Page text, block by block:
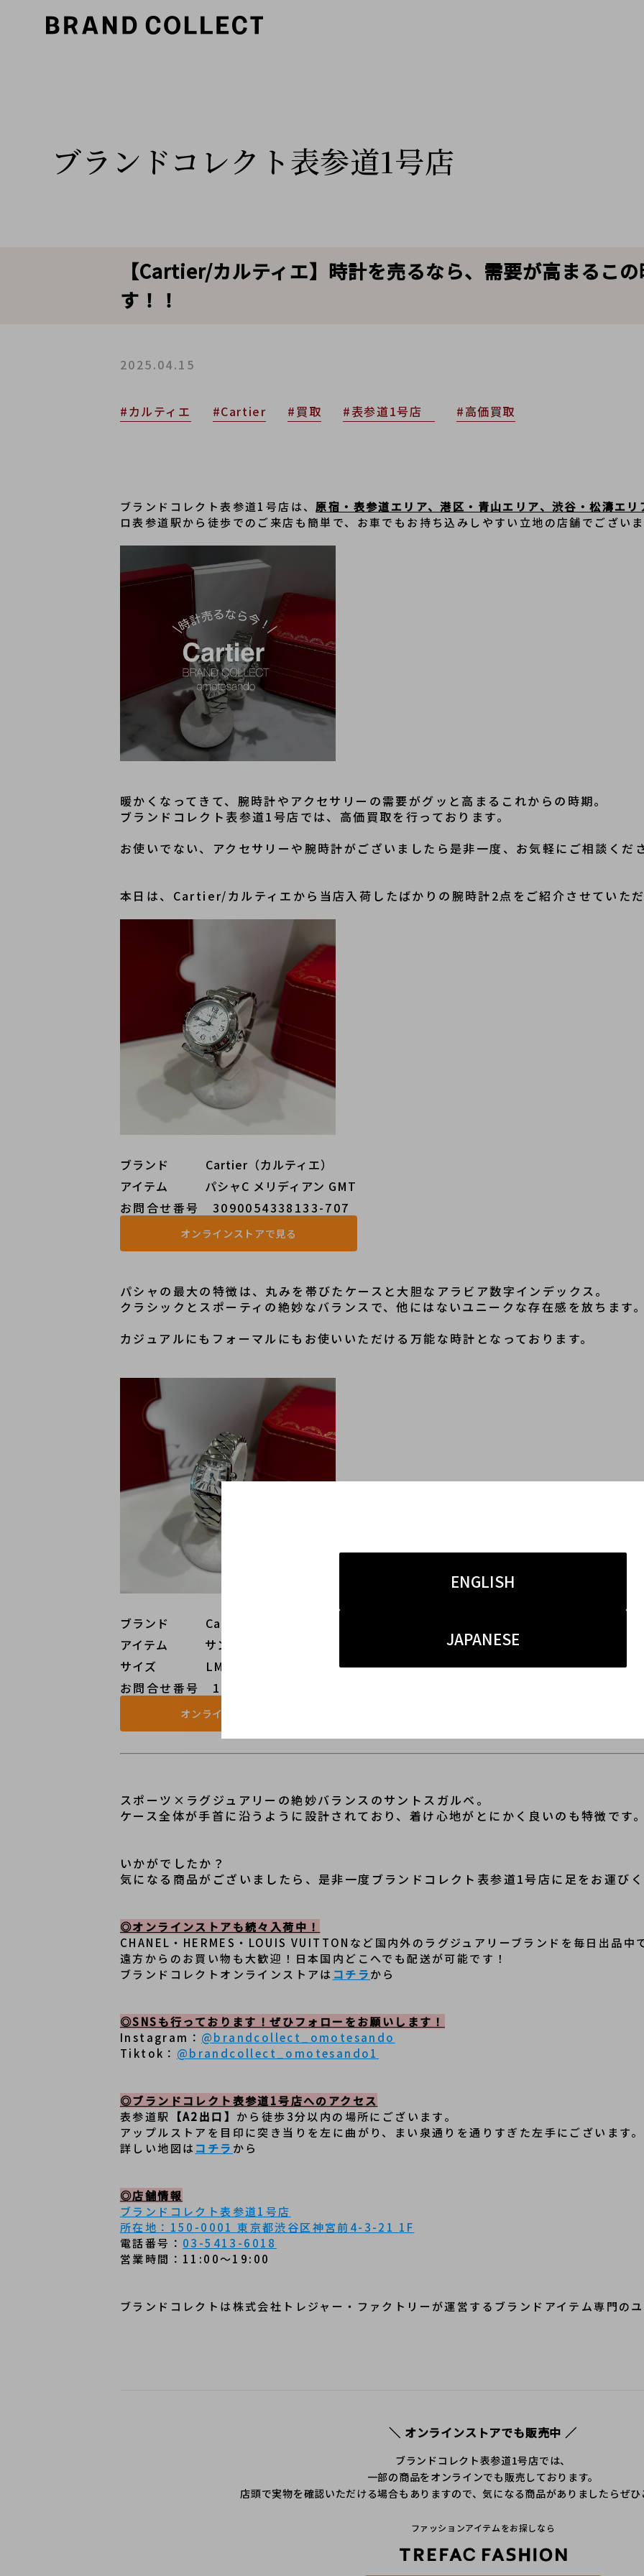
ENGLISH
JAPANESE
ブランドコレクト表参道1号店
【Cartier/カルティエ】時計を売るなら、需要が高まるこ
す！！
2025.04.15
#カルティエ #Cartier #買取 #表参道1号店 #高価買取
ブランドコレクト表参道1号店は、原宿・表参道エリア、港区・青山エリア、渋谷・松濤エリ
ロ表参道駅から徒歩でのご来店も簡単で、﻿お車でもお持ち込みしやすい立地の店舗でござい
暖かくなってきて、腕時計やアクセサリーの需要がグッと高まるこれからの時期。
ブランドコレクト表参道1号店では、高価買取を行っております。
お使いでない、アクセサリーや腕時計がございましたら是非一度、お気軽にご相談くだ
本日は、Cartier/カルティエから当店入荷したばかりの腕時計2点をご紹介させていた
ブランド   Cartier（カルティエ）
アイテム   パシャC メリディアン GMT
お問合せ番号 3090054338133-707
オンラインストアで見る
パシャの最大の特徴は、丸みを帯びたケースと大胆なアラビア数字インデックス。
クラシックとスポーティの絶妙なバランスで、他にはないユニークな存在感を放ちます
カジュアルにもフォーマルにもお使いいただける万能な時計となっております。
ブランド   Cartier（カルティエ）
アイテム   サントスガルベ LM Ref.W20041C4/ヴィンテージウォッチ/腕時計/時計
サイズ    LM
お問合せ番号 1020008384253-707
オンラインストアで見る
スポーツ×ラグジュアリーの絶妙バランスのサントスガルベ。
ケース全体が手首に沿うように設計されており、着け心地がとにかく良いのも特徴です
いかがでしたか？
気になる商品がございましたら、是非一度ブランドコレクト表参道1号店に足をお運び
◎オンラインストアも続々入荷中！
CHANEL・HERMES・LOUIS VUITTONなど国内外のラグジュアリーブランドを毎日出品中
遠方からのお買い物も大歓迎！日本国内どこへでも配送が可能です！
ブランドコレクトオンラインストアは コチラから
◎SNSも行っております！ぜひフォローをお願いします！
Instagram： @brandcollect_omotesando
Tiktok： @brandcollect_omotesando1
◎ブランドコレクト表参道1号店へのアクセス
表参道駅
【A2出口】 から徒歩3分以内の場所にございます。
アップルストアを目印に突き当りを左に曲がり、まい泉通りを通りすぎた左手にございます。
詳しい地図はコチラ から
◎店舗情報
ブランドコレクト表参道1号店
所在地：150-0001 東京都渋谷区神宮前4-3-21 1F
電話番号： 03-5413-6018
営業時間：11:00～19:00
ブランドコレクトは株式会社トレジャー・ファクトリーが運営するブランドアイテム専門の
＼ オンラインストアでも販売中 ／
ブランドコレクト表参道1号店では、
一部の商品をオンラインでも販売しております。
店頭で実物を確認いただける場合もありますので、気になる商品がありましたらぜ
ファッションアイテムをお探しなら